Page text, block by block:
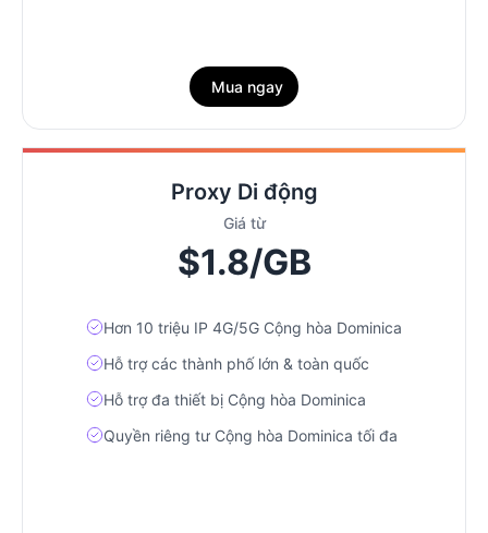
Mua ngay
Proxy Di động
Giá từ
$1.8/GB
Hơn 10 triệu IP 4G/5G Cộng hòa Dominica
Hỗ trợ các thành phố lớn & toàn quốc
Hỗ trợ đa thiết bị Cộng hòa Dominica
Quyền riêng tư Cộng hòa Dominica tối đa